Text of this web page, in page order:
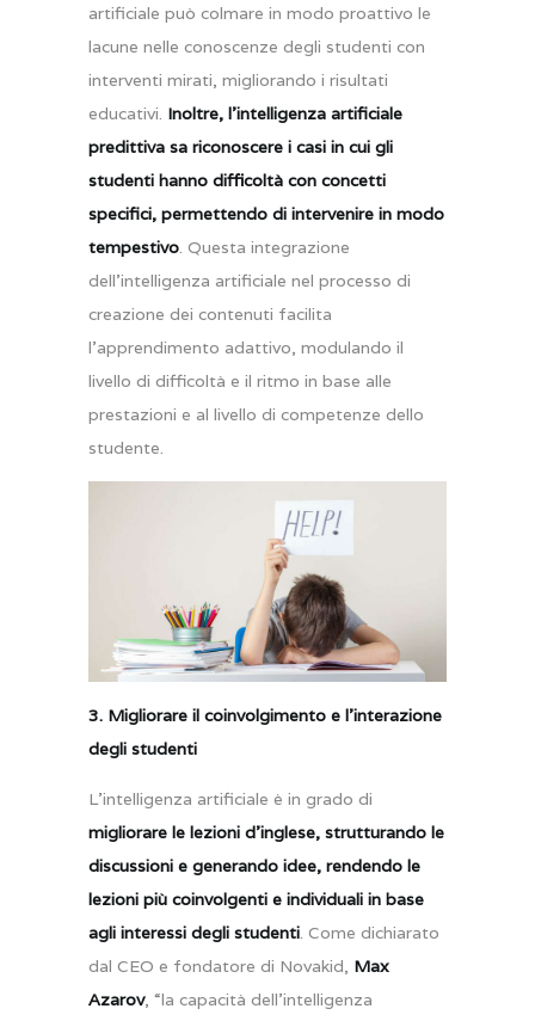
artificiale può colmare in modo proattivo le
lacune nelle conoscenze degli studenti con
interventi mirati, migliorando i risultati
educativi. Inoltre, l’intelligenza artificiale
predittiva sa riconoscere i casi in cui gli
studenti hanno difficoltà con concetti
specifici, permettendo di intervenire in modo
tempestivo. Questa integrazione
dell’intelligenza artificiale nel processo di
creazione dei contenuti facilita
l’apprendimento adattivo, modulando il
livello di difficoltà e il ritmo in base alle
prestazioni e al livello di competenze dello
studente.
3. Migliorare il coinvolgimento e l’interazione
degli studenti
L’intelligenza artificiale è in grado di
migliorare le lezioni d’inglese, strutturando le
discussioni e generando idee, rendendo le
lezioni più coinvolgenti e individuali in base
agli interessi degli studenti. Come dichiarato
dal CEO e fondatore di Novakid, Max
Azarov, “la capacità dell’intelligenza